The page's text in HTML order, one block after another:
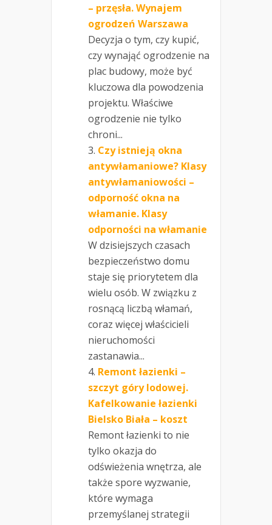
– przęsła. Wynajem
ogrodzeń Warszawa
Decyzja o tym, czy kupić,
czy wynająć ogrodzenie na
plac budowy, może być
kluczowa dla powodzenia
projektu. Właściwe
ogrodzenie nie tylko
chroni...
Czy istnieją okna
antywłamaniowe? Klasy
antywłamaniowości –
odporność okna na
włamanie. Klasy
odporności na włamanie
W dzisiejszych czasach
bezpieczeństwo domu
staje się priorytetem dla
wielu osób. W związku z
rosnącą liczbą włamań,
coraz więcej właścicieli
nieruchomości
zastanawia...
Remont łazienki –
szczyt góry lodowej.
Kafelkowanie łazienki
Bielsko Biała – koszt
Remont łazienki to nie
tylko okazja do
odświeżenia wnętrza, ale
także spore wyzwanie,
które wymaga
przemyślanej strategii